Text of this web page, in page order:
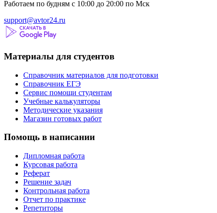
Работаем по будням с 10:00 до 20:00 по Мск
support@avtor24.ru
Материалы для студентов
Справочник материалов для подготовки
Справочник ЕГЭ
Сервис помощи студентам
Учебные калькуляторы
Методические указания
Магазин готовых работ
Помощь в написании
Дипломная работа
Курсовая работа
Реферат
Решение задач
Контрольная работа
Отчет по практике
Репетиторы